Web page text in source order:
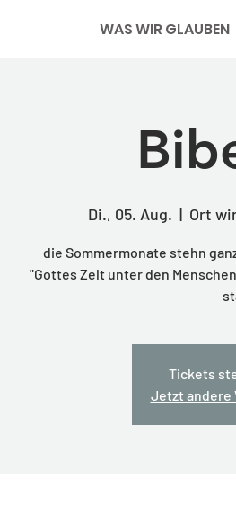
WAS WIR GLAUBEN
Di., 05. Aug.
  |
Ort
die Sommermonate stehn
"Gottes Zelt unter den
Tickets
Jetzt andere